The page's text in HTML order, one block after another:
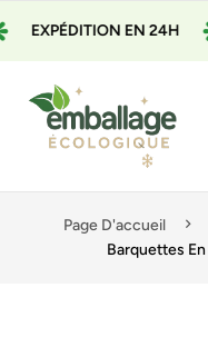
EXPÉDITION EN 24H
Page D'accueil
Barquettes